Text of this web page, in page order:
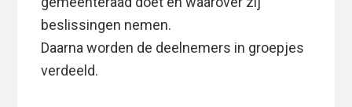
beslissingen nemen.
Daarna worden de deelnemers in groepjes
verdeeld.